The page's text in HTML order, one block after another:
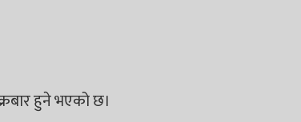
हुने भएको छ।